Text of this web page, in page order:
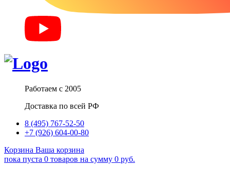
Работаем с 2005
Доставка по всей РФ
8 (495) 767-52-50
+7 (926) 604-00-80
Корзина Ваша корзина
пока пуста 0 товаров на сумму 0 руб.